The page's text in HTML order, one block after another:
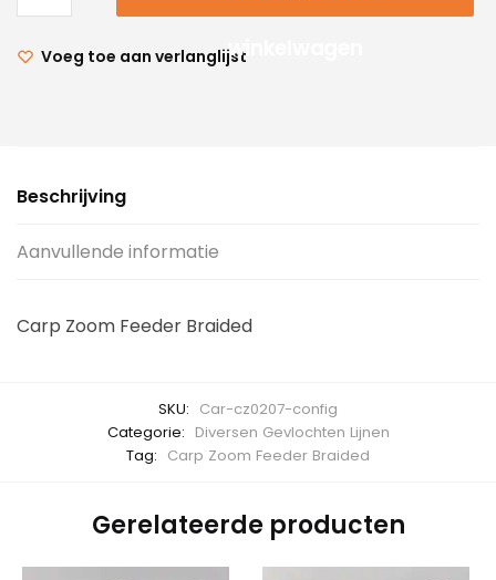
winkelwagen
Voeg toe aan verlanglijst
Beschrijving
Aanvullende informatie
Carp Zoom Feeder Braided
SKU: Car-cz0207-config
Categorie: Diversen Gevlochten Lijnen
Tag: Carp Zoom Feeder Braided
Gerelateerde producten